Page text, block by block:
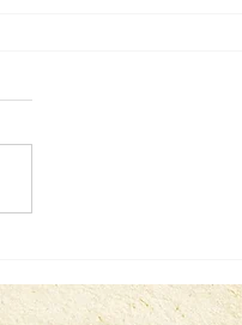
Biofábrica da Bahia
dadas em nova